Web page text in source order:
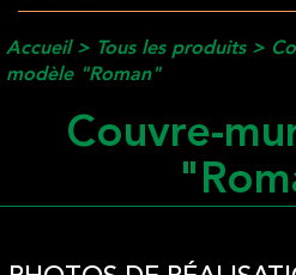
Accueil> Tous les produits>
modèle "Roman"
Couvre-